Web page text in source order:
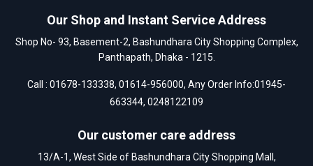
Our Shop and Instant Service Address
Shop No- 93, Basement-2, Bashundhara City Shopping Complex,
Panthapath, Dhaka - 1215.
Call : 01678-133338, 01614-956000, Any Order Info:01945-
663344, 0248122109
Our customer care address
13/A-1, West Side of Bashundhara City Shopping Mall,